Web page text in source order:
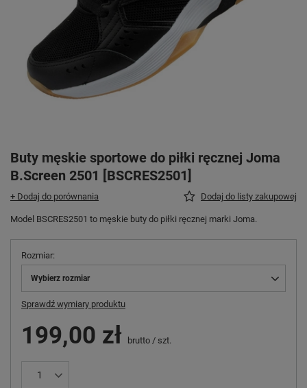
Buty męskie sportowe do piłki ręcznej Joma
B.Screen 2501 [BSCRES2501]
+ Dodaj do porównania Dodaj do listy zakupowej
Model BSCRES2501 to męskie buty do piłki ręcznej marki Joma.
Rozmiar
Wybierz rozmiar
Sprawdź wymiary produktu
199,00 zł brutto / szt.